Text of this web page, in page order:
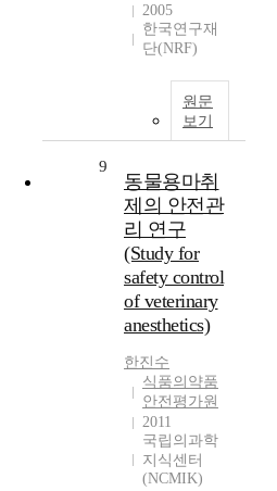
2005
한국연구재
단(NRF)
원문
보기
9
동물용마취
제의 안전관
리 연구
(Study for
safety control
of veterinary
anesthetics)
한진수
식품의약품
안전평가원
2011
국립의과학
지식센터
(NCMIK)